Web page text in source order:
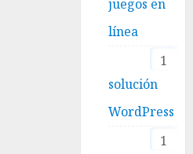
juegos en
línea
1
solución
WordPress
1